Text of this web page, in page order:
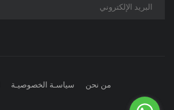
من نحن سياسـة الخصوصيـة